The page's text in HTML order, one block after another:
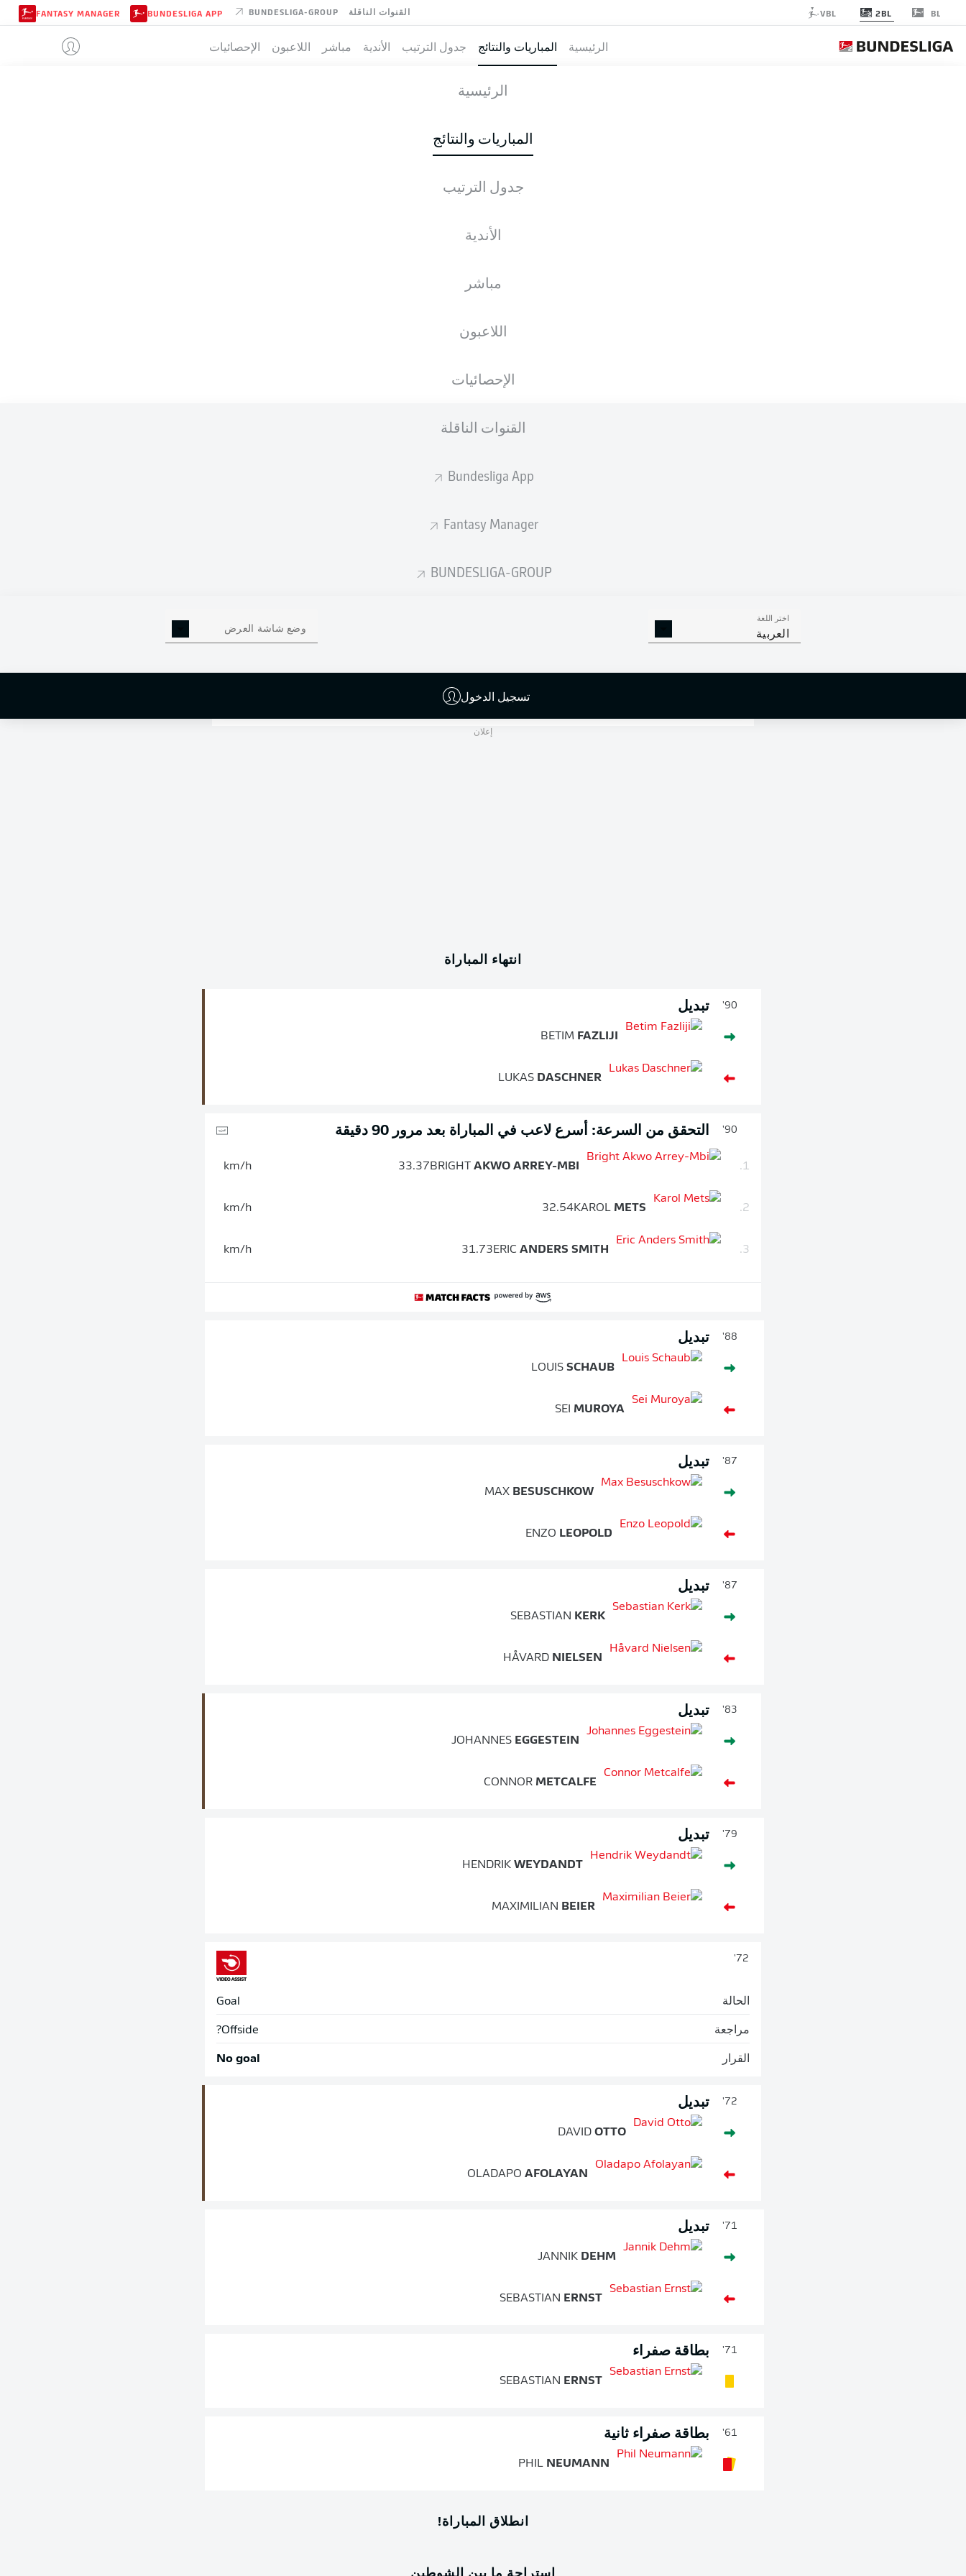
BL
2BL
VBL القنوات الناقلة BUNDESLIGA-GROUP
BUNDESLIGA APP
FANTASY MANAGER
الرئيسية المباريات والنتائج جدول الترتيب الأندية مباشر اللاعبون الإحصائيات
الرئيسية
المباريات والنتائج
جدول الترتيب
الأندية
مباشر
اللاعبون
الإحصائيات
القنوات الناقلة
Bundesliga App
Fantasy Manager
BUNDESLIGA-GROUP
اختر اللغة
العربية وضع شاشة العرض
تسجيل الدخول
2
0
التشكيلات
61'
P. Neumann
إعلان
انتهاء المباراة
90' تبديل
BETIM FAZLIJI
LUKAS DASCHNER
90' التحقق من السرعة: أسرع لاعب في المباراة بعد مرور 90 دقيقة
1.
BRIGHT AKWO ARREY-MBI
33.37
km/h
2.
KAROL METS
32.54
km/h
3.
ERIC ANDERS SMITH
31.73
km/h
88' تبديل
LOUIS SCHAUB
SEI MUROYA
87' تبديل
MAX BESUSCHKOW
ENZO LEOPOLD
87' تبديل
SEBASTIAN KERK
HÅVARD NIELSEN
83' تبديل
JOHANNES EGGESTEIN
CONNOR METCALFE
79' تبديل
HENDRIK WEYDANDT
MAXIMILIAN BEIER
72'
الحالة Goal
مراجعة Offside?
القرار No goal
72' تبديل
DAVID OTTO
OLADAPO AFOLAYAN
71' تبديل
JANNIK DEHM
SEBASTIAN ERNST
71' بطاقة صفراء
SEBASTIAN ERNST
61' بطاقة صفراء ثانية
PHIL NEUMANN
انطلاق المباراة!
استراحة ما بين الشوطين